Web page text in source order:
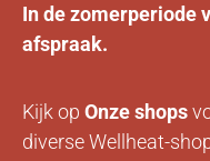
In de zomerperiode
afspraak.
Kijk op Onzeshops
diverse Wellheat-